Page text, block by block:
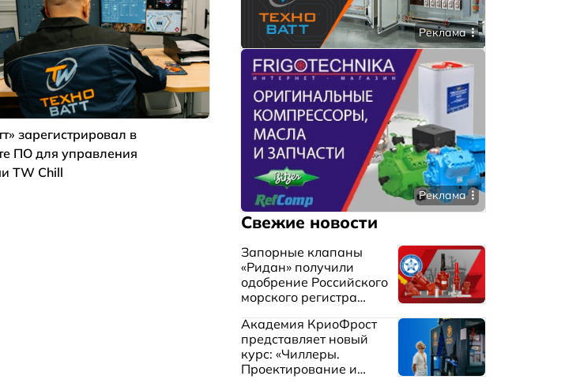
зарегистрировал в
ПО для управления
TW Chill
Реклама
Реклама
Свежие новости
Запорные клапаны
«Ридан» получили
одобрение Российского
морского регистра
Академия КриоФрост
представляет новый
курс: «Чиллеры.
Проектирование и